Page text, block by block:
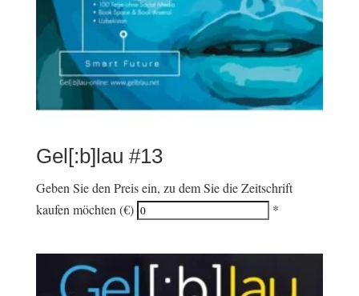
Gel[:b]lau #13
Geben Sie den Preis ein, zu dem Sie die Zeitschrift
kaufen möchten (€)
*